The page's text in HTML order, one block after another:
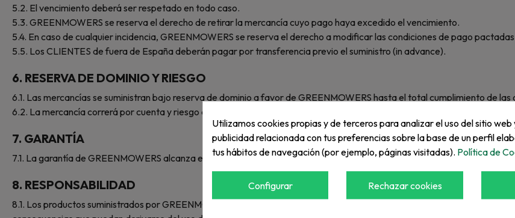
5.2. El vencimiento deberá ser respetado en todo caso.
5.3. GREENMOWERS se reserva el derecho de retirar la mercancía cuyo pago haya excedido el vencimiento.
5.4. En caso de cualquier incidencia, GREENMOWERS se reserva el derecho a modificar las condiciones de pago
5.5. Los CLIENTES de fuera de España deberán pagar por transferencia previo el suministro (in advance).
6. RESERVA DE DOMINIO Y RIESGO
6.1. Las mercancías se suministran bajo reserva de dominio a favor de GREENMOWERS hasta el total cumplimiento de
6.2. La mercancía correrá por cuenta y riesgo del CLIENTE a partir del momento en que se efectúe la entrega.
7. GARANTÍA
7.1. La garantía de GREENMOWERS alcanza exclusivamente a la garantía estipulada por los fabricantes de los productos.
8. RESPONSABILIDAD
8.1. Los productos suministrados por GREENMOWERS se utilizarán exclusivamente para los usos señalados por el
Utilizamos cookies propias y de terceros para analizar el uso del sitio
publicidad relacionada con tus preferencias sobre la base de un perfil
tus hábitos de navegación (por ejemplo, páginas visitadas). Política de
Rechazar cookies
Configurar